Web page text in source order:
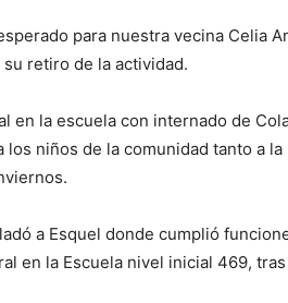
para nuestra vecina Celia
retiro de la actividad.
en la escuela con internado de
los niños de la comunidad tanto a
a Esquel donde cumplió
en la Escuela nivel inicial 469,